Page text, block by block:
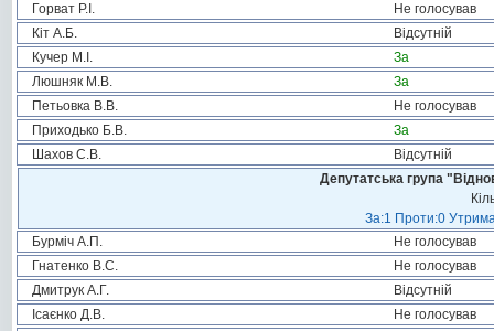
Горват Р.І.
Не голосував
Кіт А.Б.
Відсутній
Кучер М.І.
За
Люшняк М.В.
За
Петьовка В.В.
Не голосував
Приходько Б.В.
За
Шахов С.В.
Відсутній
Депутатська група
За:1 Проти:0
Бурміч А.П.
Не голосував
Гнатенко В.С.
Не голосував
Дмитрук А.Г.
Відсутній
Ісаєнко Д.В.
Не голосував